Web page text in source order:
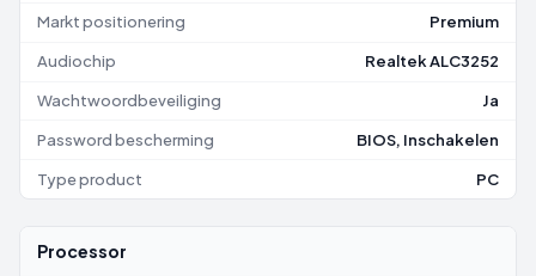
Markt positionering Premium
Audiochip Realtek ALC3252
Wachtwoordbeveiliging Ja
Password bescherming BIOS, Inschakelen
Type product PC
Processor